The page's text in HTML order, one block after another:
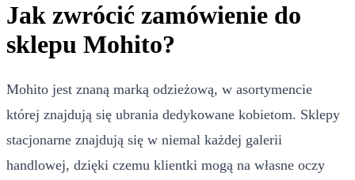
Jak zwrócić zamówienie do
sklepu Mohito?
Mohito jest znaną marką odzieżową, w asortymencie
której znajdują się ubrania dedykowane kobietom. Sklepy
stacjonarne znajdują się w niemal każdej galerii
handlowej, dzięki czemu klientki mogą na własne oczy